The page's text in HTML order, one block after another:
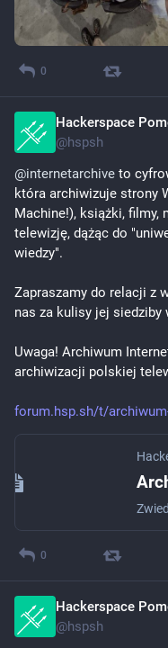
0
Hackerspace
@hspsh
@internetarchive to
która archiwizuje strony
Machine!), książki, filmy,
telewizję, dążąc do
wiedzy".
Zapraszamy do relacji z
nas za kulisy jej siedziby
Uwaga! Archiwum
archiwizacji polskiej
forum.hsp.sh/t/
0
Hackerspace
@hspsh